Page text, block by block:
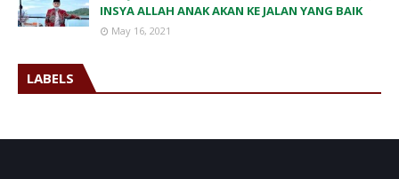
INSYA ALLAH ANAK AKAN KE JALAN YANG BAIK
May 16, 2021
LABELS